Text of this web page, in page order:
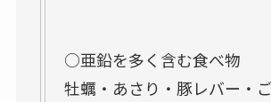
○亜鉛を多く含む食べ物
牡蠣・あさり・豚レバー・